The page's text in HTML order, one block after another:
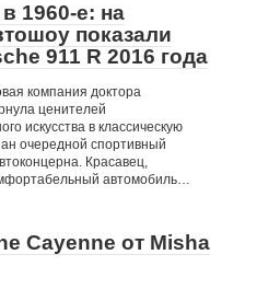
1960-е: на
показали
911 R 2016 года
компания доктора
ценителей
искусства в классическую
очередной спортивный
Красавец,
автомобиль…
Cayenne от Misha